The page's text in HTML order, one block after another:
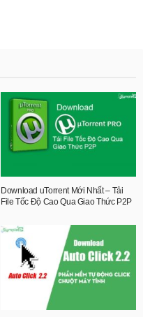
Download uTorrent Mới Nhất – Tải
File Tốc Độ Cao Qua Giao Thức P2P